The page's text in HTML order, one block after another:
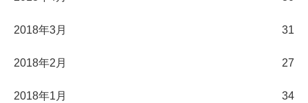
2018年3月 31
2018年2月 27
2018年1月 34